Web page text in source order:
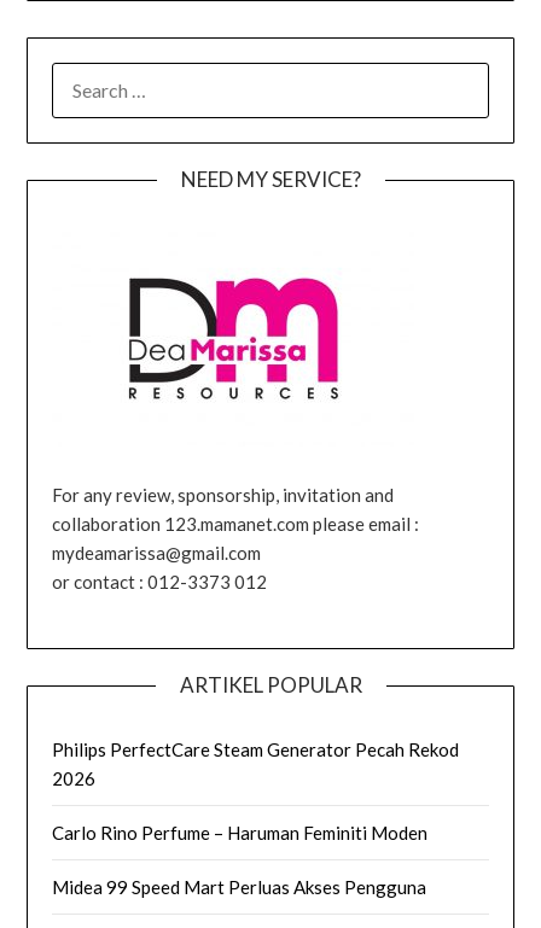
FOR:
NEED MY SERVICE?
For any review, sponsorship, invitation and
collaboration 123.mamanet.com please email :
mydeamarissa@gmail.com
or contact : 012-3373 012
ARTIKEL POPULAR
Philips PerfectCare Steam Generator Pecah Rekod
2026
Carlo Rino Perfume – Haruman Feminiti Moden
Midea 99 Speed Mart Perluas Akses Pengguna